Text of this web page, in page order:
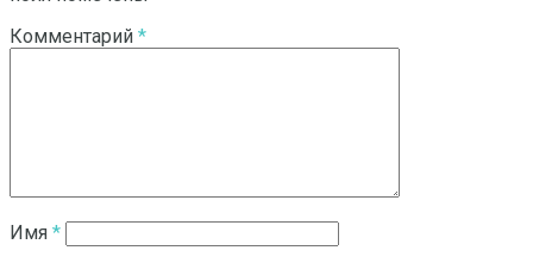
Комментарий *
Имя *